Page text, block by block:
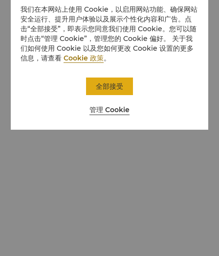
我们在本网站上使用 Cookie，以启用网站功能、确保网站
安全运行、提升用户体验以及展示个性化内容和广告。点
击“全部接受”，即表示您同意我们使用 Cookie。您可以随
时点击“管理 Cookie”，管理您的 Cookie 偏好。 关于我
们如何使用 Cookie 以及您如何更改 Cookie 设置的更多
信息，请查看Cookie 政策。
管理 Cookie
全部接受